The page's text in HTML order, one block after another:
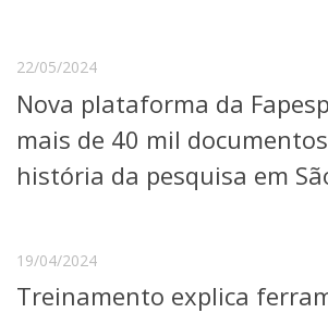
22/05/2024
Nova plataforma da
mais de 40 mil
história da pesquisa em
19/04/2024
Treinamento explica